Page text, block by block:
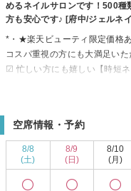
めるネイルサロンです！500
方も安心です♪ [府中/ジェルネ
*・★楽天ビューティ限定価格
コスパ重視の方にも大満足いた
☑ 忙しい方にも嬉しい【時短ネ
精一杯お施術させて頂きます。
リーズナブルな価格と丁寧な施
リラックスできるひとときを
空席情報・予約
8/8
(土)
8/9
(日)
8/10
(月)